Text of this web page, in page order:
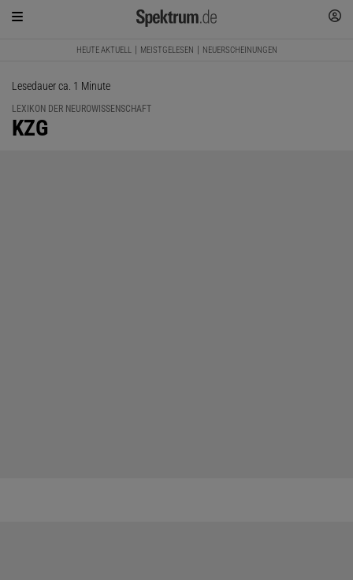
HEUTE AKTUELL MEISTGELESEN NEUERSCHEINUNGEN
Lesedauer ca. 1 Minute
LEXIKON DER NEUROWISSENSCHAFT
:
KZG